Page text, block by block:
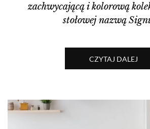
zachwycającą i kolorową
stołowej nazwą
CZYTAJ DALEJ